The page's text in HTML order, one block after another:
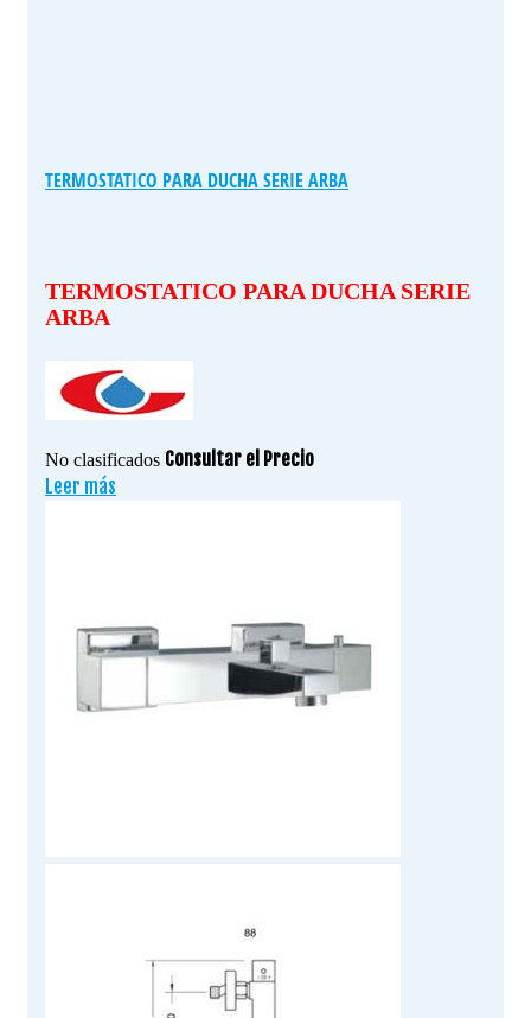
TERMOSTATICO PARA DUCHA SERIE ARBA
TERMOSTATICO PARA DUCHA SERIE
ARBA
No clasificados Consultar el Precio
Leer más